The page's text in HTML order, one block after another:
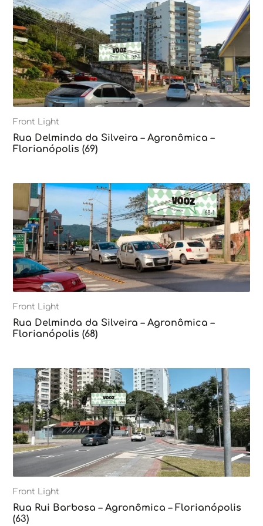
Front Light
Rua Delminda da Silveira – Agronômica –
Florianópolis (69)
Front Light
Rua Delminda da Silveira – Agronômica –
Florianópolis (68)
Front Light
Rua Rui Barbosa – Agronômica – Florianópolis
(63)